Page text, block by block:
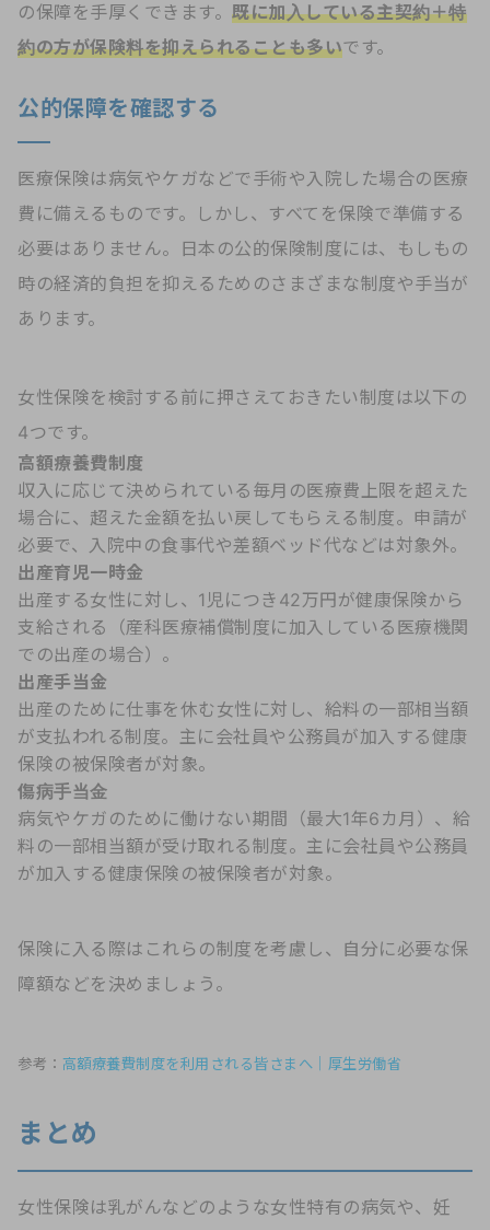
の保障を手厚くできます。 既に加入している主契約＋特
約の方が保険料を抑えられることも多いです。
公的保障を確認する
医療保険は病気やケガなどで手術や入院した場合の医療
費に備えるものです。しかし、すべてを保険で準備する
必要はありません。日本の公的保険制度には、もしもの
時の経済的負担を抑えるためのさまざまな制度や手当が
あります。
女性保険を検討する前に押さえておきたい制度は以下の
4つです。
高額療養費制度
収入に応じて決められている毎月の医療費上限を超えた
場合に、超えた金額を払い戻してもらえる制度。申請が
必要で、入院中の食事代や差額ベッド代などは対象外。
出産育児一時金
出産する女性に対し、1児につき42万円が健康保険から
支給される（産科医療補償制度に加入している医療機関
での出産の場合）。
出産手当金
出産のために仕事を休む女性に対し、給料の一部相当額
が支払われる制度。主に会社員や公務員が加入する健康
保険の被保険者が対象。
傷病手当金
病気やケガのために働けない期間（最大1年6カ月）、給
料の一部相当額が受け取れる制度。主に会社員や公務員
が加入する健康保険の被保険者が対象。
保険に入る際はこれらの制度を考慮し、自分に必要な保
障額などを決めましょう。
参考： 高額療養費制度を利用される皆さまへ｜厚生労働省
まとめ
女性保険は乳がんなどのような女性特有の病気や、妊